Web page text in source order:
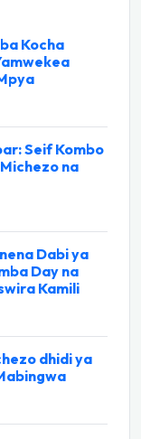
Kocha
Seif Kombo
na
Dabi ya
Day na
Kamili
dhidi ya